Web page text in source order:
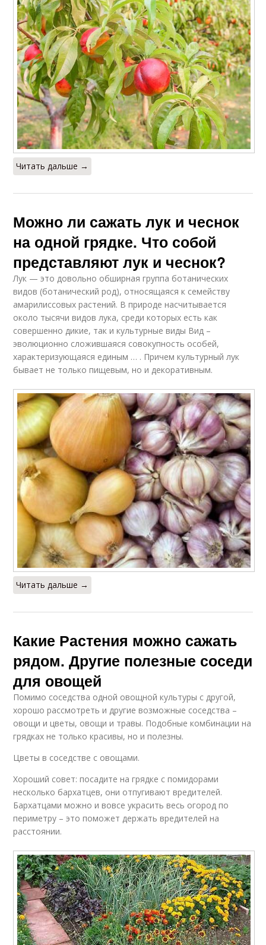
Читать дальше →
Можно ли сажать лук и чеснок
на одной грядке. Что собой
представляют лук и чеснок?
Лук — это довольно обширная группа ботанических
видов (ботанический род), относящаяся к семейству
амарилиссовых растений. В природе насчитывается
около тысячи видов лука, среди которых есть как
совершенно дикие, так и культурные виды Вид –
эволюционно сложившаяся совокупность особей,
характеризующаяся единым … . Причем культурный лук
бывает не только пищевым, но и декоративным.
Читать дальше →
Какие Растения можно сажать
рядом. Другие полезные соседи
для овощей
Помимо соседства одной овощной культуры с другой,
хорошо рассмотреть и другие возможные соседства –
овощи и цветы, овощи и травы. Подобные комбинации на
грядках не только красивы, но и полезны.
Цветы в соседстве с овощами.
Хороший совет: посадите на грядке с помидорами
несколько бархатцев, они отпугивают вредителей.
Бархатцами можно и вовсе украсить весь огород по
периметру – это поможет держать вредителей на
расстоянии.